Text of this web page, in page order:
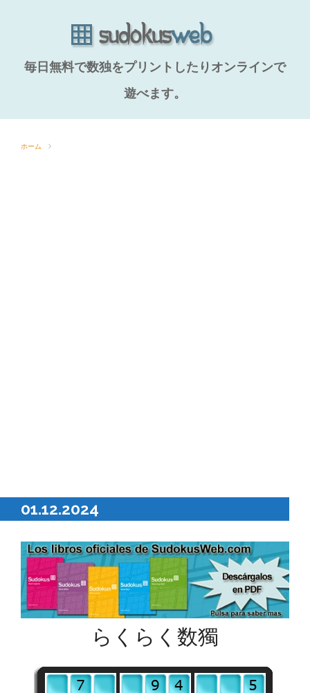
毎日無料で数独をプリントしたりオンラインで
遊べます。
ホーム
01.12.2024
らくらく数獨